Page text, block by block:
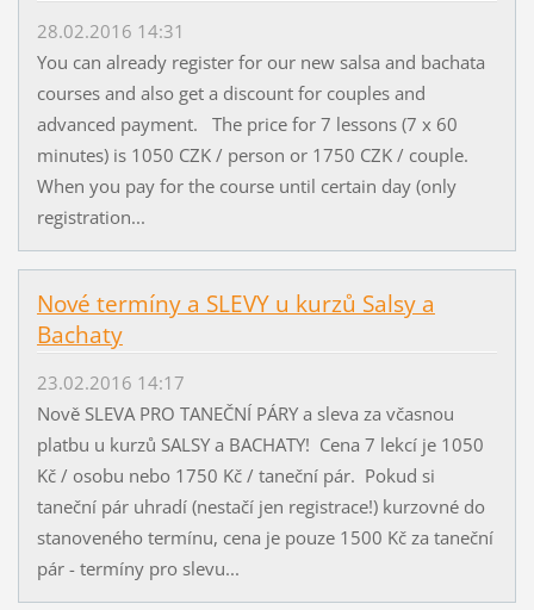
28.02.2016 14:31
You can already register for our new salsa and bachata
courses and also get a discount for couples and
advanced payment. The price for 7 lessons (7 x 60
minutes) is 1050 CZK / person or 1750 CZK / couple.
When you pay for the course until certain day (only
registration...
Nové termíny a SLEVY u kurzů Salsy a
Bachaty
23.02.2016 14:17
Nově SLEVA PRO TANEČNÍ PÁRY a sleva za včasnou
platbu u kurzů SALSY a BACHATY! Cena 7 lekcí je 1050
Kč / osobu nebo 1750 Kč / taneční pár. Pokud si
taneční pár uhradí (nestačí jen registrace!) kurzovné do
stanoveného termínu, cena je pouze 1500 Kč za taneční
pár - termíny pro slevu...